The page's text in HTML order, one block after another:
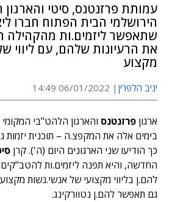
עמותת פרזנטנס, סיטי
הירושלמי הבית הפתוח חברו
שתאפשר ליזמים.ות מהקהילה
את הרעיונות שלהם, עם ליווי
מקצוע
יניב הלפרין 06/01/2022 14:49
ארגון פרזנטנס והארגון הלהט"בי המקומי
בימים אלה את המקפצ.ה – תוכנית יזמות
כך הודיעו שני הארגונים היום (ה'). קרן
החדשה, והיא תפנה ליזמים.ות
להם.ן בליווי מקצועי של אנשי.נשות
גם תאפשר להם.ן נטוורקינג.